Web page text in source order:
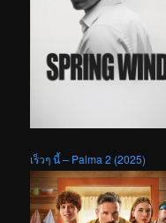
เร็วๆ นี้ – Palma 2 (2025)